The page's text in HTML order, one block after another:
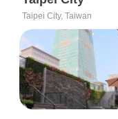
Taipei City, Taiwan